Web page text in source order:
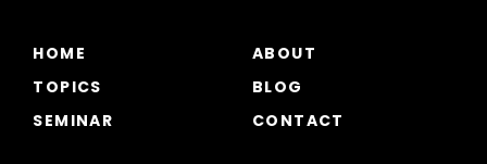
HOME
ABOUT
TOPICS
BLOG
SEMINAR
CONTACT